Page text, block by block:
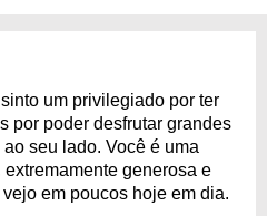
um privilegiado por ter
por poder desfrutar grandes
seu lado. Você é uma
generosa e
em poucos hoje em dia.